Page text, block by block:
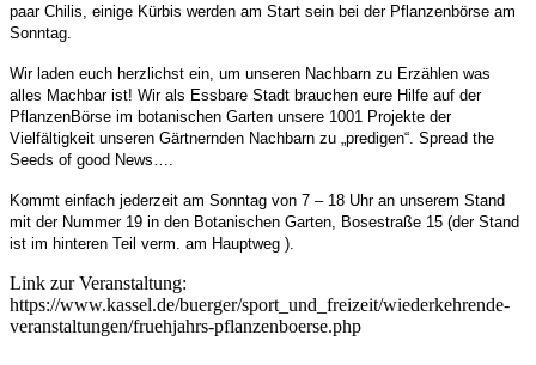
paar Chilis, einige Kürbis werden am Start sein bei der Pflanzenbörse am
Sonntag.
Wir laden euch herzlichst ein, um unseren Nachbarn zu Erzählen was
alles Machbar ist! Wir als Essbare Stadt brauchen eure Hilfe auf der
PflanzenBörse im botanischen Garten unsere 1001 Projekte der
Vielfältigkeit unseren Gärtnernden Nachbarn zu „predigen“. Spread the
Seeds of good News….
Kommt einfach jederzeit am Sonntag von 7 – 18 Uhr an unserem Stand
mit der Nummer 19 in den Botanischen Garten, Bosestraße 15 (der Stand
ist im hinteren Teil verm. am Hauptweg ).
Link zur Veranstaltung:
https://www.kassel.de/buerger/sport_und_freizeit/wiederkehrende-
veranstaltungen/fruehjahrs-pflanzenboerse.php